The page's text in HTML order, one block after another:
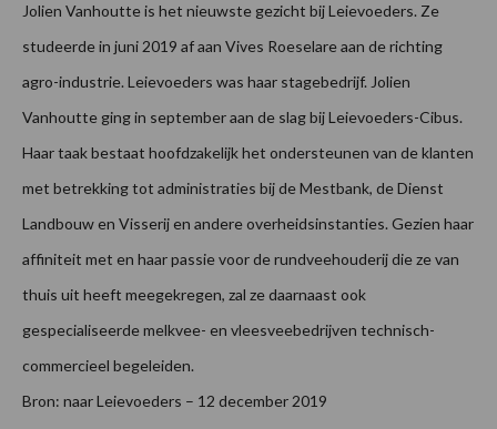
Jolien Vanhoutte is het nieuwste gezicht bij Leievoeders. Ze
studeerde in juni 2019 af aan Vives Roeselare aan de richting
agro-industrie. Leievoeders was haar stagebedrijf. Jolien
Vanhoutte ging in september aan de slag bij Leievoeders-Cibus.
Haar taak bestaat hoofdzakelijk het ondersteunen van de klanten
met betrekking tot administraties bij de Mestbank, de Dienst
Landbouw en Visserij en andere overheidsinstanties. Gezien haar
affiniteit met en haar passie voor de rundveehouderij die ze van
thuis uit heeft meegekregen, zal ze daarnaast ook
gespecialiseerde melkvee- en vleesveebedrijven technisch-
commercieel begeleiden.
Bron: naar Leievoeders – 12 december 2019